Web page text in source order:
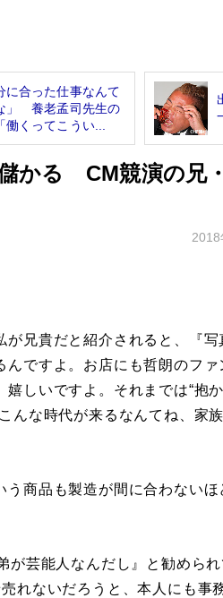
に合った仕事なんて
」 養老孟司先生の
働くってこうい...
儲かる CM競演の兄
2018
が兄貴だと紹介されると、『写
ですよ。お店にも哲朗のファ
しいですよ。それまでは“抱
んな時代が来るなんてね、家
商品も製造が間に合わないほ
が芸能人なんだし』と勧めら
れないだろうと、本人にも事